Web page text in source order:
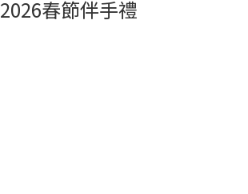
2026春節伴手禮